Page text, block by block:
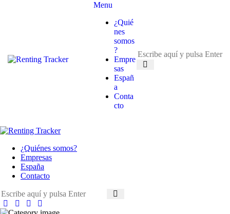
Menu
¿Quié
nes
somos
?
Empre
sas
Españ
a
Conta
cto
¿Quiénes somos?
Empresas
España
Contacto